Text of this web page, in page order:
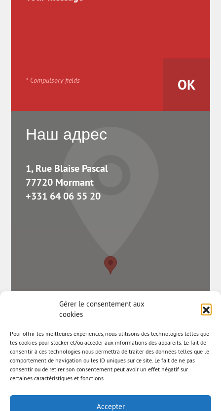
Gérer le consentement aux
cookies
Pour offrir les meilleures expériences, nous utilisons des technologies telles que
les cookies pour stocker et/ou accéder aux informations des appareils. Le fait de
consentir à ces technologies nous permettra de traiter des données telles que le
comportement de navigation ou les ID uniques sur ce site. Le fait de ne pas
consentir ou de retirer son consentement peut avoir un effet négatif sur
certaines caractéristiques et fonctions.
Accepter
* Compulsory fields
Наш адрес
1, Rue Blaise Pascal
77720 Mormant
+331 64 06 55 20